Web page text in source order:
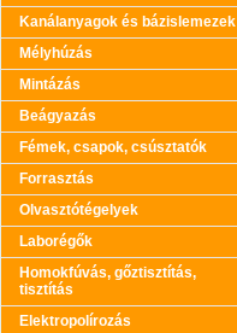
Kanálanyagok és bázislemezek
Mélyhúzás
Mintázás
Beágyazás
Fémek, csapok, csúsztatók
Forrasztás
Olvasztótégelyek
Laborégők
Homokfúvás, gőztisztítás,
tisztítás
Elektropolírozás